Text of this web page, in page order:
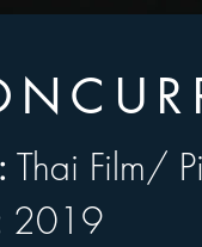
Thai Film/
Thai Film/
2019